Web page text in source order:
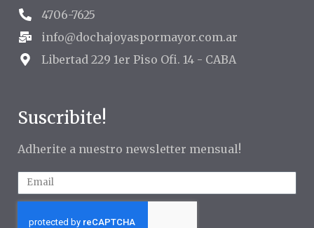
4706-7625
info@dochajoyaspormayor.com.ar
Libertad 229 1er Piso Ofi. 14 - CABA
Suscribite!
Adherite a nuestro newsletter mensual!